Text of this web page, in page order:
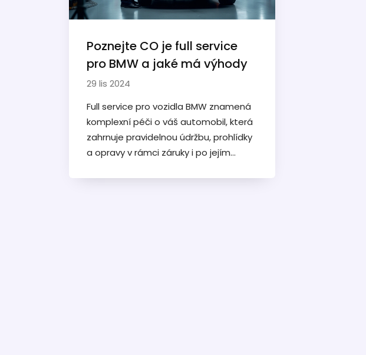
Poznejte CO je full service
pro BMW a jaké má výhody
29 lis 2024
Full service pro vozidla BMW znamená
komplexní péči o váš automobil, která
zahrnuje pravidelnou údržbu, prohlídky
a opravy v rámci záruky i po jejím